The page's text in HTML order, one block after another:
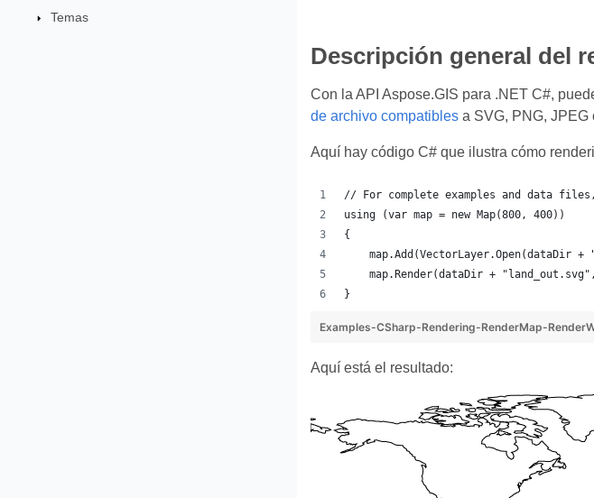
Temas
Descripción general del
Con la API Aspose.GIS para .NET C#,
de archivo compatiblesa SVG, PNG, JPEG
Aquí hay código C# que ilustra cómo
// For complete examples and data
using (var map = new Map(800, 400))
{
map.Add(VectorLayer.Open(dataDir +
map.Render(dataDir +
}
Examples-CSharp-Rendering-RenderMap-
Aquí está el resultado: